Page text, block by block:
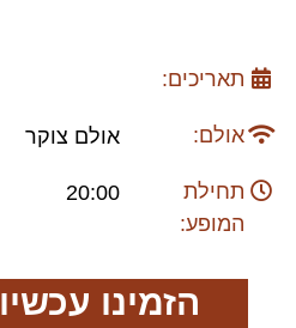
תאריכים:
אולם: אולם צוקר
תחילת
המופע:
20:00
הזמינו עכשיו